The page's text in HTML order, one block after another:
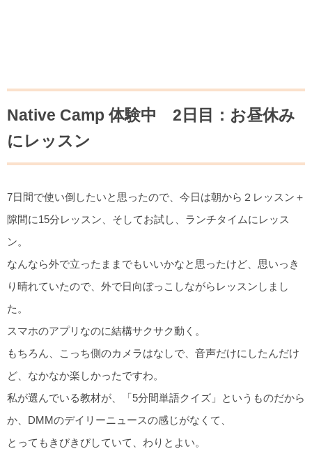
Native Camp 体験中 2日目：お昼休み
にレッスン
7日間で使い倒したいと思ったので、今日は朝から２レッスン＋
隙間に15分レッスン、そしてお試し、ランチタイムにレッス
ン。
なんなら外で立ったままでもいいかなと思ったけど、思いっき
り晴れていたので、外で日向ぼっこしながらレッスンしまし
た。
スマホのアプリなのに結構サクサク動く。
もちろん、こっち側のカメラはなしで、音声だけにしたんだけ
ど、なかなか楽しかったですわ。
私が選んでいる教材が、「5分間単語クイズ」というものだから
か、DMMのデイリーニュースの感じがなくて、
とってもきびきびしていて、わりとよい。